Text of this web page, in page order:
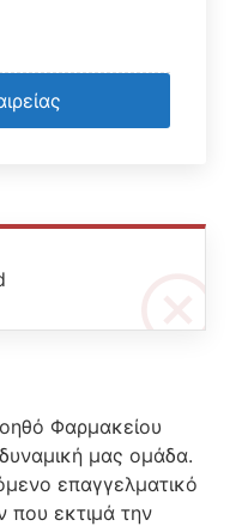
Φαρμακείου
μας ομάδα.
επαγγελματικό
που εκτιμά την